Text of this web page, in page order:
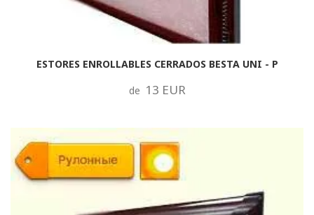
ESTORES ENROLLABLES CERRADOS BESTA UNI - P
de 13 EUR